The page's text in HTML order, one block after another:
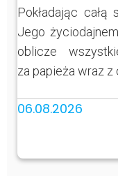
Pokładając
Jego
oblicze
za papieża wraz z
06.08.2026